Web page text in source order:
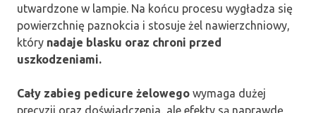
utwardzone w lampie. Na końcu procesu wygładza się
powierzchnię paznokcia i stosuje żel nawierzchniowy,
który nadaje blasku oraz chroni przed
uszkodzeniami.
Cały zabieg pedicure żelowego wymaga dużej
precyzji oraz doświadczenia, ale efekty są naprawdę